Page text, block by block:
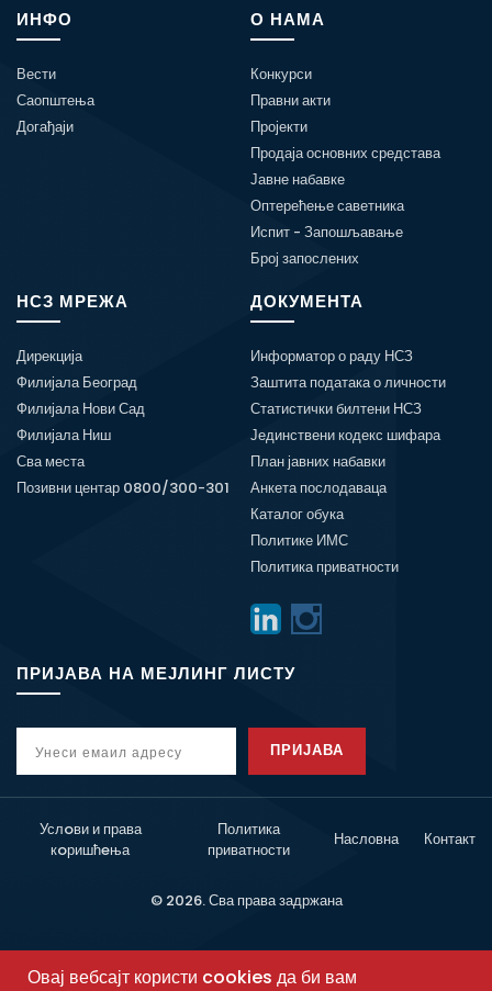
ИНФО
Вести
Саопштења
Догађаји
О НАМА
Конкурси
Правни акти
Пројекти
Продаја основних средстава
Јавне набавке
Оптерећење саветника
Испит - Запошљавање
Број запослених
НСЗ МРЕЖА
Дирекција
Филијала Београд
Филијала Нови Сад
Филијала Ниш
Сва места
Позивни центар 0800/300-301
ДОКУМЕНТА
Информатор о раду НСЗ
Заштита података о личности
Статистички билтени НСЗ
Јединствени кодекс шифара
План јавних набавки
Анкета послодаваца
Каталог обука
Политике ИМС
Политика приватности
ПРИЈАВА НА МЕЈЛИНГ ЛИСТУ
ПРИЈАВА
Услoви и права
кoришћeња
Политика
приватности
Насловна Контакт
© 2026. Сва права задржана
Овај вебсајт користи cookies да би вам